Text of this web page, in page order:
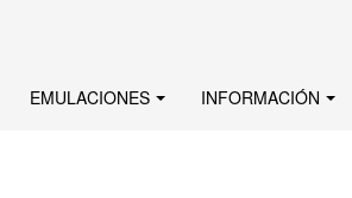
EMULACIONES INFORMACIÓN